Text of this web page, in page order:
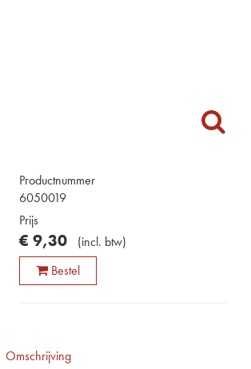
Productnummer
6050019
Prijs
€ 9,30 (incl. btw)
Bestel
Omschrijving